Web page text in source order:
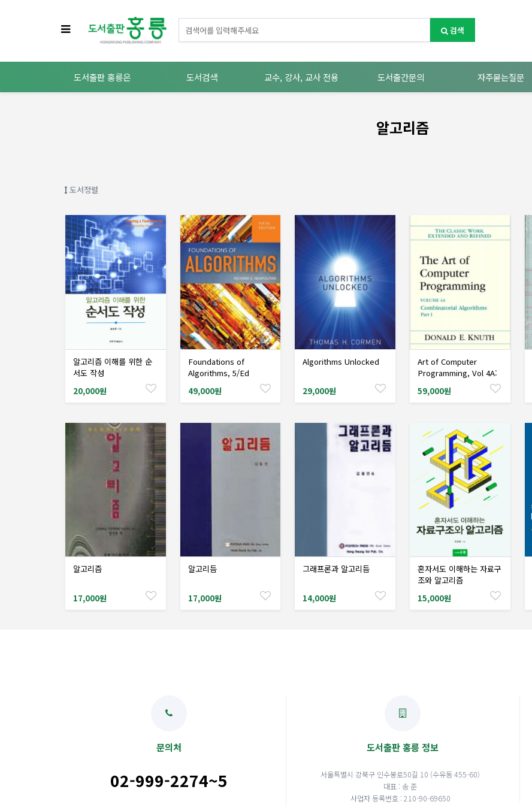
검색
도서출판 홍릉은 도서검색 교수, 강사, 교사 전용 도서출간문의 자주묻는질문
알고리즘
도서정렬
샘플도서신청
알고리즘 이해를 위한 순
서도 작성
20,000원
샘플도서신청
Foundations of
Algorithms, 5/Ed
49,000원
샘플도서신청
Algorithms Unlocked
29,000원
샘플도서신청
Art of Computer
Programming, Vol 4A:
Algorithms
59,000원
샘플도서신청
알고리즘
17,000원
샘플도서신청
알고리듬
17,000원
샘플도서신청
그래프론과 알고리듬
14,000원
샘플도서신청
혼자서도 이해하는 자료구
조와 알고리즘
15,000원
문의처
02-999-2274~5
도서출판 홍릉 정보
서울특별시 강북구 인수봉로50길 10 (수유동 455-60)
대표 : 송 준
사업자 등록번호 : 210-90-69650